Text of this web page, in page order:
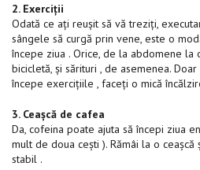
2. Exerciții
Odată ce ați reușit să vă treziți,
sângele să curgă prin vene, este o
începe ziua . Orice, de la abdomene la
bicicletă, și sărituri , de asemenea.
începe exercițiile , faceți o mică
3. Ceașcă de cafea
Da, cofeina poate ajuta să începi ziua
mult de doua cești ). Rămâi la o
stabil .